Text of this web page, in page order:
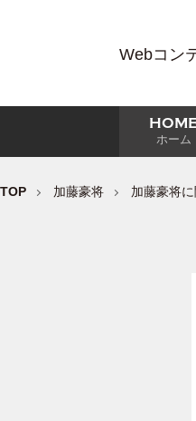
Webコン
ホーム
TOP 加藤豪将 加藤豪将